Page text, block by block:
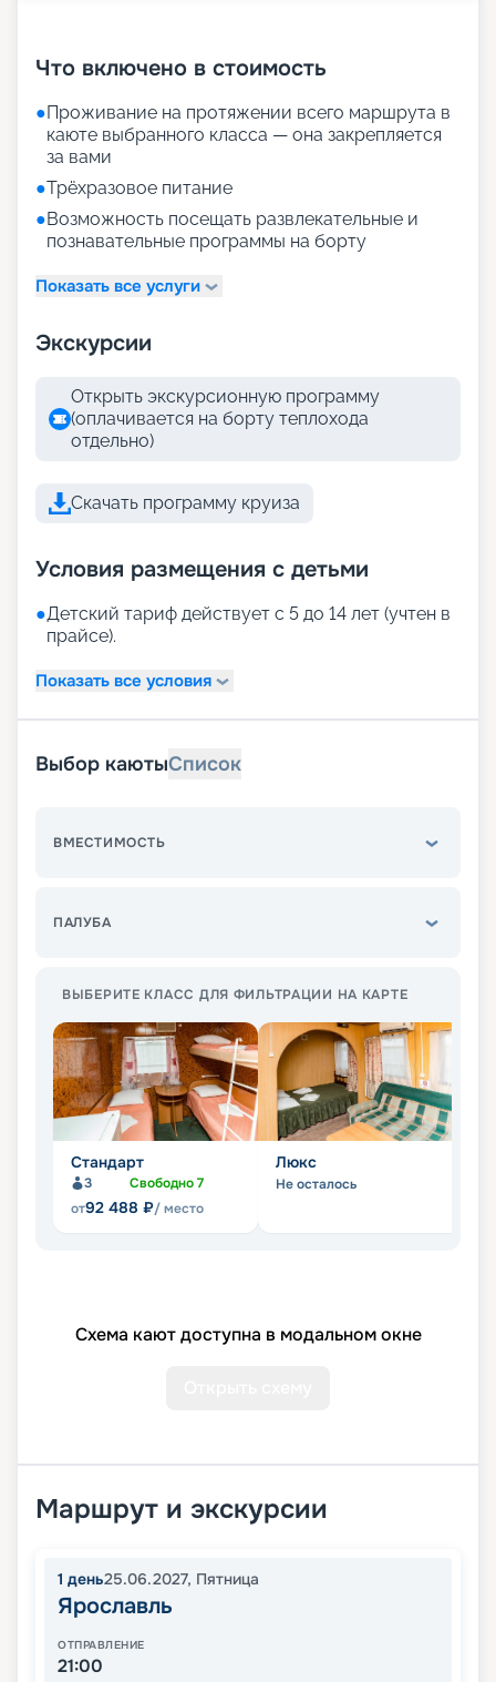
Что включено в стоимость
●Проживание на протяжении всего маршрута в
каюте выбранного класса — она закрепляется
за вами
●Трёхразовое питание
●Возможность посещать развлекательные и
познавательные программы на борту
Показать все услуги
Экскурсии
Открыть экскурсионную программу
(оплачивается на борту теплохода
отдельно)
Скачать программу круиза
Условия размещения с детьми
●Детский тариф действует с 5 до 14 лет (учтен в
прайсе).
Показать все условия
Выбор каютыСписок
ВМЕСТИМОСТЬ
ПАЛУБА
ВЫБЕРИТЕ КЛАСС ДЛЯ ФИЛЬТРАЦИИ НА КАРТЕ
Стандарт
3 Свободно7
от92 488 ₽/ место
Люкс
Не осталось
Схема кают доступна в модальном окне
Маршрут и экскурсии
1 день25.06.2027, Пятница
Ярославль
ОТПРАВЛЕНИЕ
21:00